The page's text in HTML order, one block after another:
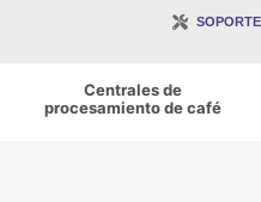
Centrales de
procesamiento de café